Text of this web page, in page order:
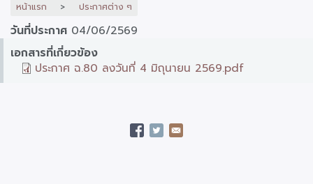
หน้าแรก ประกาศต่าง ๆ
วันที่ประกาศ 04/06/2569
เอกสารที่เกี่ยวข้อง
ประกาศ ฉ.80 ลงวันที่ 4 มิถุนายน 2569.pdf